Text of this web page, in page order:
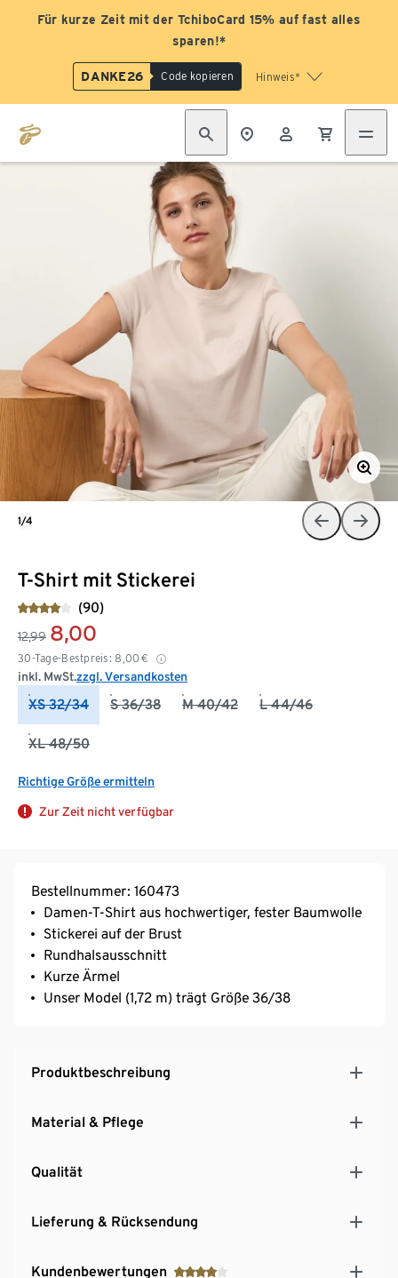
Für kurze Zeit mit der TchiboCard 15% auf fast alles
sparen!*
DANKE26 Code kopieren Hinweis*
T-Shirt mit Stickerei
(90)
12,99 8,00
30-Tage-Bestpreis: 8,00 €
inkl. MwSt.zzgl. Versandkosten
XS 32/34 S 36/38 M 40/42 L 44/46
XL 48/50
Richtige Größe ermitteln
Zur Zeit nicht verfügbar
1/4
Bestellnummer: 160473
Damen-T-Shirt aus hochwertiger, fester Baumwolle
Stickerei auf der Brust
Rundhalsausschnitt
Kurze Ärmel
Unser Model (1,72 m) trägt Größe 36/38
Produktbeschreibung
Material & Pflege
Qualität
Lieferung & Rücksendung
Kundenbewertungen